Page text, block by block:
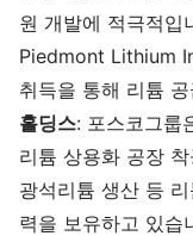
원 개발에 적극적입
Piedmont Lithium
취득을 통해 리튬
홀딩스: 포스코그룹
리튬 상용화 공장
광석리튬 생산 등
력을 보유하고 있습